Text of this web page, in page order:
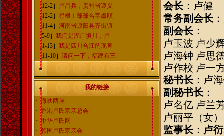
［12-2］ 卢昌兵，贵州省遵义
［12-2］ 尋根！爺爺名字盧順
［11-4］ 河南省原阳县齐街镇
［5-9］ 我们是湖广填川，卢
［1-13］ 我是四川合江的现查
［11-10］ 请问一下，福建有三
我的链接
·海峡两岸
·香港卢氏宗亲总会
·中华卢氏网
·韩国卢氏宗亲会
会长 ：卢健
常务副会长
副会长 ：
卢玉波 卢少
卢海钟 卢思
卢作校 卢一
秘书长 ：卢
副秘书长 ：
卢名亿 卢兰
卢丽平（女）
监事长：卢